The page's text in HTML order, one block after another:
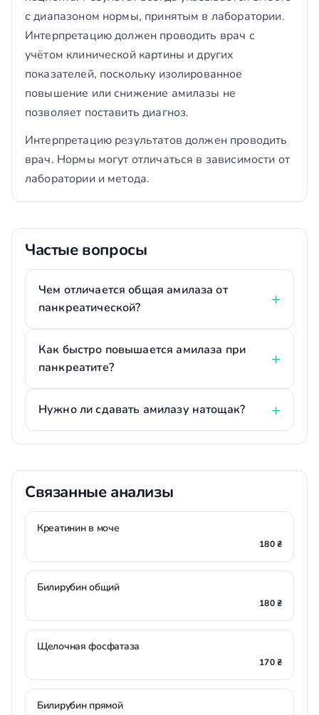
с диапазоном нормы, принятым в лаборатории.
Интерпретацию должен проводить врач с
учётом клинической картины и других
показателей, поскольку изолированное
повышение или снижение амилазы не
позволяет поставить диагноз.
Интерпретацию результатов должен проводить
врач. Нормы могут отличаться в зависимости от
лаборатории и метода.
Частые вопросы
Чем отличается общая амилаза от
панкреатической?
Как быстро повышается амилаза при
панкреатите?
Нужно ли сдавать амилазу натощак?
Связанные анализы
Креатинин в моче
180 ₴
Билирубин общий
180 ₴
Щелочная фосфатаза
170 ₴
Билирубин прямой